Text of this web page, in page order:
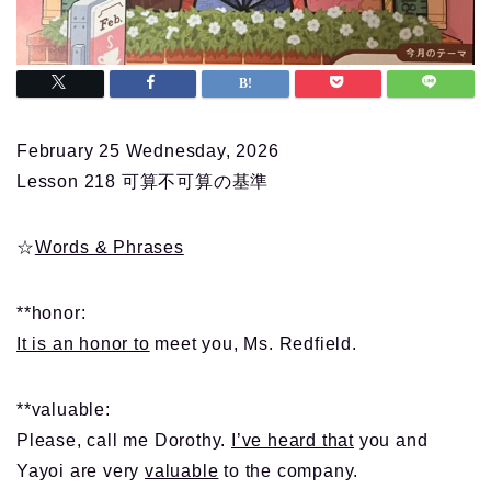
February 25 Wednesday, 2026
Lesson 218 可算不可算の基準
☆Words & Phrases
**honor:
It is an honor to meet you, Ms. Redfield.
**valuable:
Please, call me Dorothy.
I’ve heard that you and
Yayoi are veryvaluable to the company.